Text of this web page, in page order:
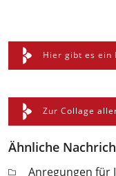
Hier gibt es ein
Zur Collage
Ähnliche
Anregungen für